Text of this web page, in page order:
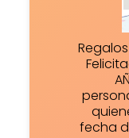
fecha